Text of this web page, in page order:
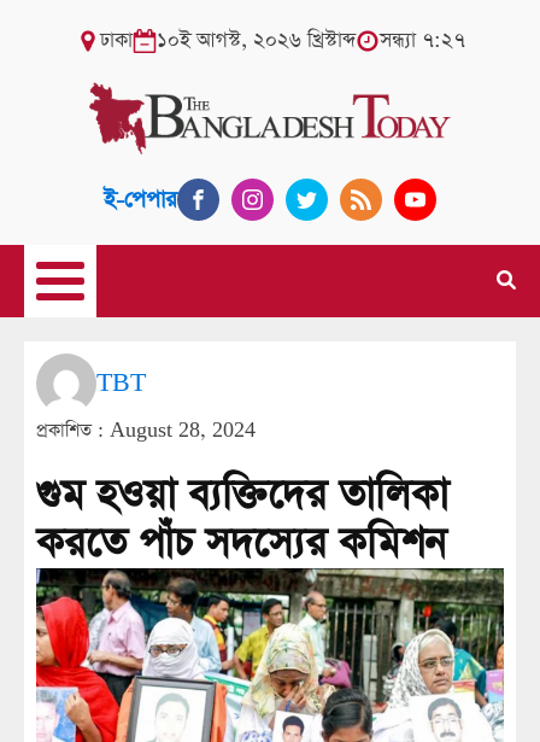
ঢাকা ১০ই আগস্ট, ২০২৬ খ্রিস্টাব্দ সন্ধ্যা ৭:২৭
ই-পেপার
TBT
প্রকাশিত : August 28, 2024
গুম হওয়া ব্যক্তিদের তালিকা
করতে পাঁচ সদস্যের কমিশন